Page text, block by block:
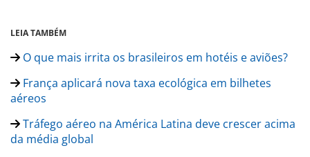
LEIA TAMBÉM
O que mais irrita os brasileiros em hotéis e aviões?
França aplicará nova taxa ecológica em bilhetes
aéreos
Tráfego aéreo na América Latina deve crescer acima
da média global